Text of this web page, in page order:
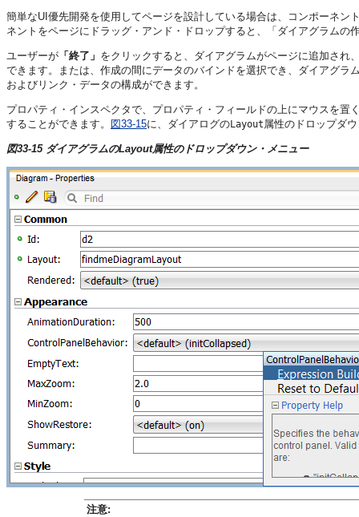
簡単なUI優先開発を使用してページを設計している場合は、コンポーネ
ネントをページにドラッグ・アンド・ドロップすると、「ダイアグラムの
ユーザーが 「終了」 をクリックすると、ダイアグラムがページに追加され
できます。または、作成の間にデータのバインドを選択でき、ダイアグ
およびリンク・データの構成ができます。
プロパティ・インスペクタで、プロパティ・フィールドの上にマウスを
することができます。
図33-15に、ダイアログのLayout属性のドロップダ
図33-15 ダイアグラムのLayout属性のドロップダウン・メニュー
注意: